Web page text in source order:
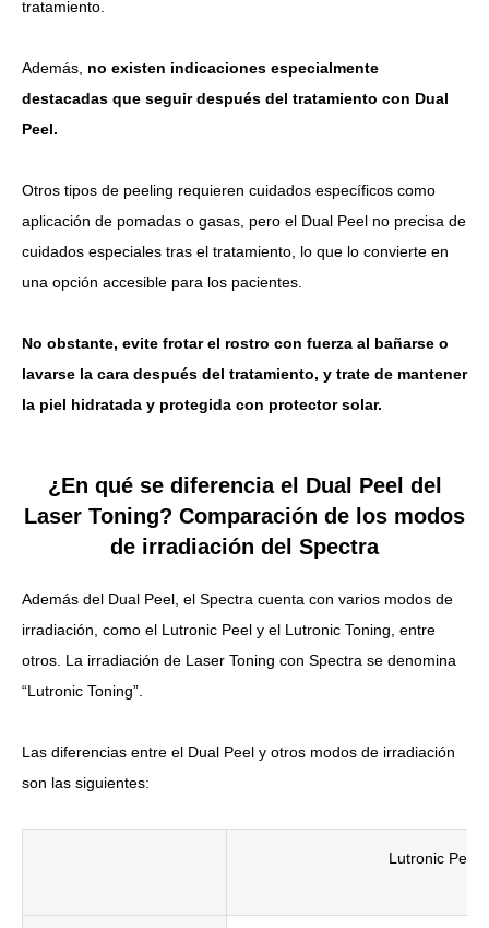
tratamiento.
Además, no existen indicaciones especialmente
destacadas que seguir después del tratamiento con Dual
Peel.
Otros tipos de peeling requieren cuidados específicos como
aplicación de pomadas o gasas, pero el Dual Peel no precisa de
cuidados especiales tras el tratamiento, lo que lo convierte en
una opción accesible para los pacientes.
No obstante, evite frotar el rostro con fuerza al bañarse o
lavarse la cara después del tratamiento, y trate de mantener
la piel hidratada y protegida con protector solar.
¿En qué se diferencia el Dual Peel del
Laser Toning? Comparación de los modos
de irradiación del Spectra
Además del Dual Peel, el Spectra cuenta con varios modos de
irradiación, como el Lutronic Peel y el Lutronic Toning, entre
otros. La irradiación de Laser Toning con Spectra se denomina
“Lutronic Toning”.
Las diferencias entre el Dual Peel y otros modos de irradiación
son las siguientes:
Lutronic Peel